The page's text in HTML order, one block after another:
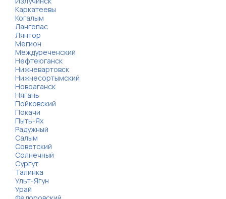
Каркатеевы
Когалым
Лангепас
Лянтор
Мегион
Междуреченский
Нефтеюганск
Нижневартовск
Нижнесортымский
Новоаганск
Нягань
Пойковский
Покачи
Пыть-Ях
Радужный
Салым
Советский
Солнечный
Сургут
Талинка
Ульт-Ягун
Урай